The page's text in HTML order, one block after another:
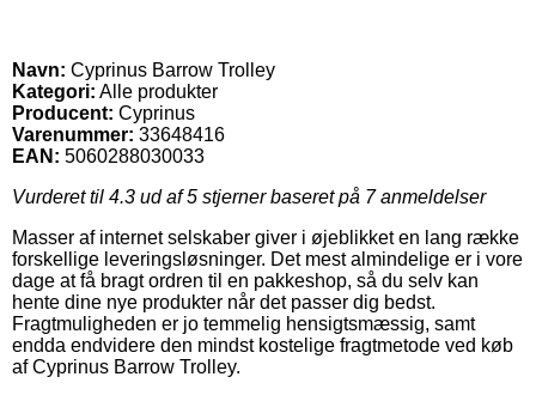
Navn: Cyprinus Barrow Trolley
Kategori: Alle produkter
Producent: Cyprinus
Varenummer: 33648416
EAN: 5060288030033
Vurderet til 4.3 ud af 5 stjerner baseret på 7anmeldelser
Masser af internet selskaber giver i øjeblikket en lang række
forskellige leveringsløsninger. Det mest almindelige er i vore
dage at få bragt ordren til en pakkeshop, så du selv kan
hente dine nye produkter når det passer dig bedst.
Fragtmuligheden er jo temmelig hensigtsmæssig, samt
endda endvidere den mindst kostelige fragtmetode ved køb
af Cyprinus Barrow Trolley.